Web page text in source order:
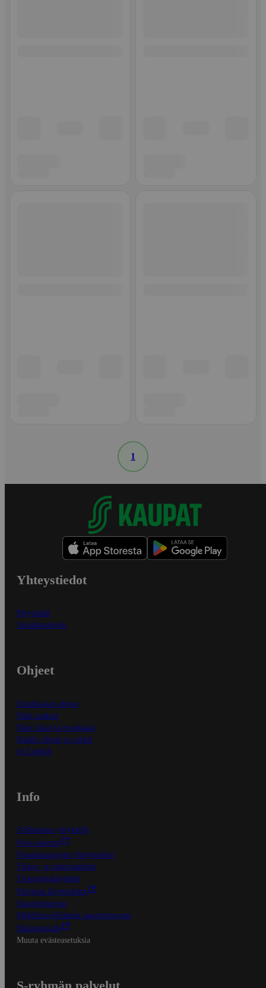
1
Yhteystiedot
Myymälät
Asiakaspalvelu
Ohjeet
Ensitilaajan ohjeet
Näin maksat
Näin tilaat ja muokkaat
Kaikki ohjeet ja vinkit
In English
Info
S-Business yrityksille
Oiva-raportit
Osuuskauppojen yhteystiedot
Tilaus- ja toimitusehdot
Tietosuojakäytäntö
Palvelun käyttöehdot
Saavutettavuus
Mobiilisovelluksen saavutettavuus
Mainostajalle
Muuta evästeasetuksia